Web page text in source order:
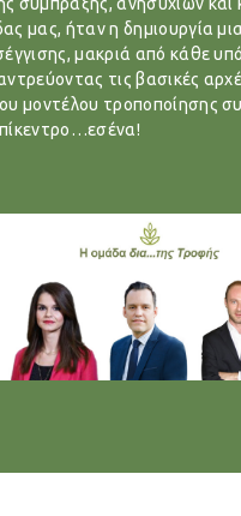
σύμπραξης, ανησυχιών και
μας, ήταν η δημιουργία
μακριά από κάθε
τις βασικές
μοντέλου τροποποίησης